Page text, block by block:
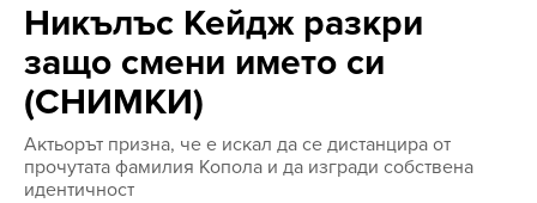
Никълъс Кейдж разкри
защо смени името си
(СНИМКИ)
Актьорът призна, че е искал да се дистанцира от
прочутата фамилия Копола и да изгради собствена
идентичност